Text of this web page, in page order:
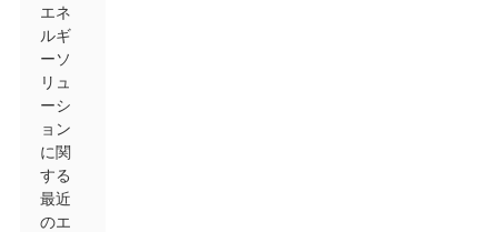
エネ
ルギ
ーソ
リュ
ーシ
ョン
に関
する
最近
のエ